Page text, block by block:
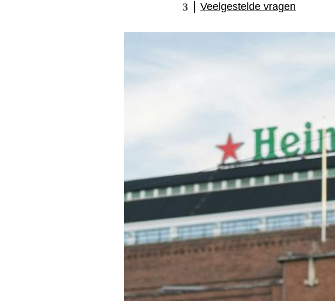
Veelgestelde vragen